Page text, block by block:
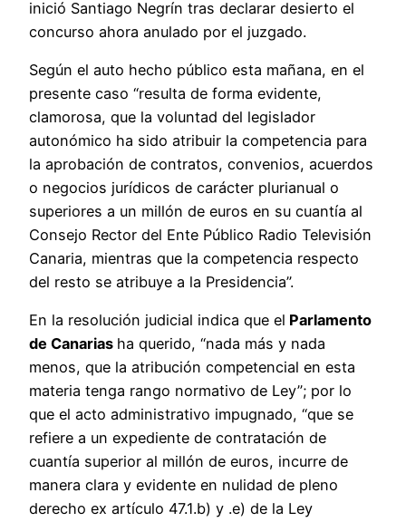
inició Santiago Negrín tras declarar desierto el
concurso ahora anulado por el juzgado.
Según el auto hecho público esta mañana, en el
presente caso “resulta de forma evidente,
clamorosa, que la voluntad del legislador
autonómico ha sido atribuir la competencia para
la aprobación de contratos, convenios, acuerdos
o negocios jurídicos de carácter plurianual o
superiores a un millón de euros en su cuantía al
Consejo Rector del Ente Público Radio Televisión
Canaria, mientras que la competencia respecto
del resto se atribuye a la Presidencia”.
En la resolución judicial indica que el Parlamento
de Canarias ha querido, “nada más y nada
menos, que la atribución competencial en esta
materia tenga rango normativo de Ley”; por lo
que el acto administrativo impugnado, “que se
refiere a un expediente de contratación de
cuantía superior al millón de euros, incurre de
manera clara y evidente en nulidad de pleno
derecho ex artículo 47.1.b) y .e) de la Ley